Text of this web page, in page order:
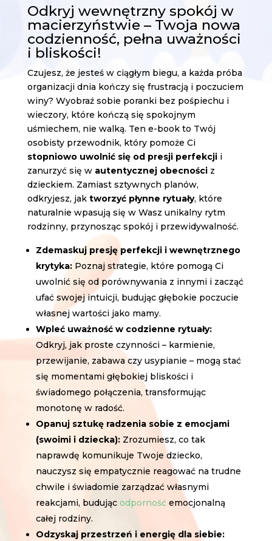
Odkryj wewnętrzny spokój w
macierzyństwie – Twoja nowa
codzienność, pełna uważności
i bliskości!
Czujesz, że jesteś w ciągłym biegu, a każda próba
organizacji dnia kończy się frustracją i poczuciem
winy? Wyobraź sobie poranki bez pośpiechu i
wieczory, które kończą się spokojnym
uśmiechem, nie walką. Ten e-book to Twój
osobisty przewodnik, który pomoże Ci
stopniowo uwolnić się od presji perfekcjii
zanurzyć się w autentycznej obecnościz
dzieckiem. Zamiast sztywnych planów,
odkryjesz, jak tworzyć płynne rytuały, które
naturalnie wpasują się w Wasz unikalny rytm
rodzinny, przynosząc spokój i przewidywalność.
Zdemaskuj presję perfekcji i wewnętrznego
krytyka:Poznaj strategie, które pomogą Ci
uwolnić się od porównywania z innymi i zacząć
ufać swojej intuicji, budując głębokie poczucie
własnej wartości jako mamy.
Wpleć uważność w codzienne rytuały:
Odkryj, jak proste czynności – karmienie,
przewijanie, zabawa czy usypianie – mogą stać
się momentami głębokiej bliskości i
świadomego połączenia, transformując
monotonę w radość.
Opanuj sztukę radzenia sobie z emocjami
(swoimi i dziecka):Zrozumiesz, co tak
naprawdę komunikuje Twoje dziecko,
nauczysz się empatycznie reagować na trudne
chwile i świadomie zarządzać własnymi
reakcjami, budując odpornośćemocjonalną
całej rodziny.
Odzyskaj przestrzeń i energię dla siebie: